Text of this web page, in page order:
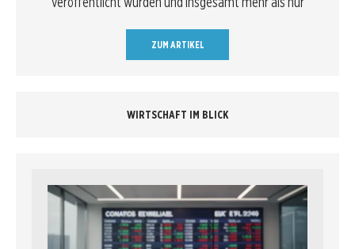
ZUM ARTIKEL
WIRTSCHAFT IM BLICK